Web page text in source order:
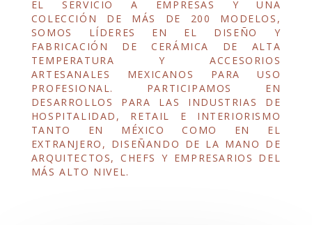
EL SERVICIO A EMPRESAS Y UNA
COLECCIÓN DE MÁS DE 200 MODELOS,
SOMOS LÍDERES EN EL DISEÑO Y
FABRICACIÓN DE CERÁMICA DE ALTA
TEMPERATURA Y ACCESORIOS
ARTESANALES MEXICANOS PARA USO
PROFESIONAL. PARTICIPAMOS EN
DESARROLLOS PARA LAS INDUSTRIAS DE
HOSPITALIDAD, RETAIL E INTERIORISMO
TANTO EN MÉXICO COMO EN EL
EXTRANJERO, DISEÑANDO DE LA MANO DE
ARQUITECTOS, CHEFS Y EMPRESARIOS DEL
MÁS ALTO NIVEL.